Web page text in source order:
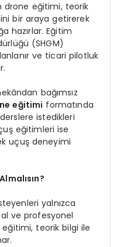
drone eğitimi, teorik
bir araya getirerek
hazırlar. Eğitim
(SHGM)
ve ticari pilotluk
bağımsız
eğitimi formatında
istedikleri
eğitimleri ise
uçuş deneyimi
yalnızca
ve profesyonel
eğitimi, teorik bilgi ile